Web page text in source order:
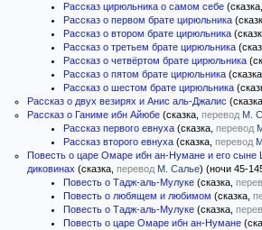
Рассказ цирюльника о самом себе (сказка,
Рассказ о первом брате цирюльника
Рассказ о втором брате цирюльника
Рассказ о третьем брате цирюльника
Рассказ о четвёртом брате цирюльника
Рассказ о пятом брате цирюльника (сказка,
Рассказ о шестом брате цирюльника
Рассказ о двух везирях и Анис аль-Джалис (сказка,
Рассказ о Ганиме ибн Айюбе (сказка, перевод М.
Рассказ первого евнуха (сказка, перевод
Рассказ второго евнуха (сказка, перевод
Повесть о царе Омаре ибн ан-Нумане и его
диковинах (сказка, перевод М. Салье) (ночи 45-
Повесть о Тадж-аль-Мулуке (сказка,
Повесть о любящем и любимом (сказка,
Повесть о Тадж-аль-Мулуке (сказка,
Повесть о царе Омаре ибн ан-Нумане